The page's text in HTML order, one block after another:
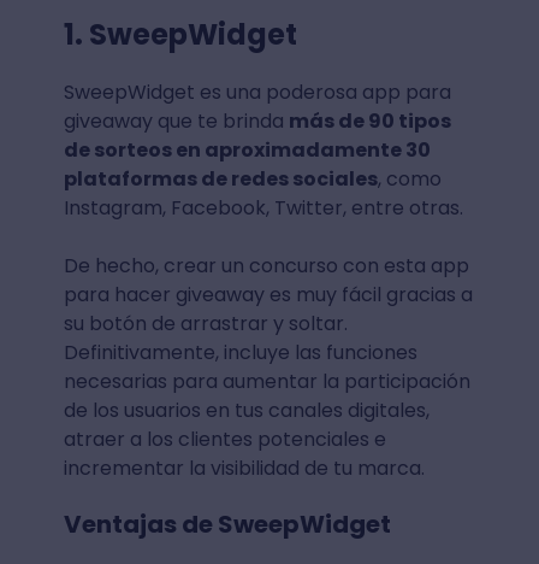
1. SweepWidget
SweepWidget es una poderosa app para
giveaway que te brinda más de 90 tipos
de sorteos en aproximadamente 30
plataformas de redes sociales, como
Instagram, Facebook, Twitter, entre otras.
De hecho, crear un concurso con esta app
para hacer giveaway es muy fácil gracias a
su botón de arrastrar y soltar.
Definitivamente, incluye las funciones
necesarias para aumentar la participación
de los usuarios en tus canales digitales,
atraer a los clientes potenciales e
incrementar la visibilidad de tu marca.
Ventajas de SweepWidget